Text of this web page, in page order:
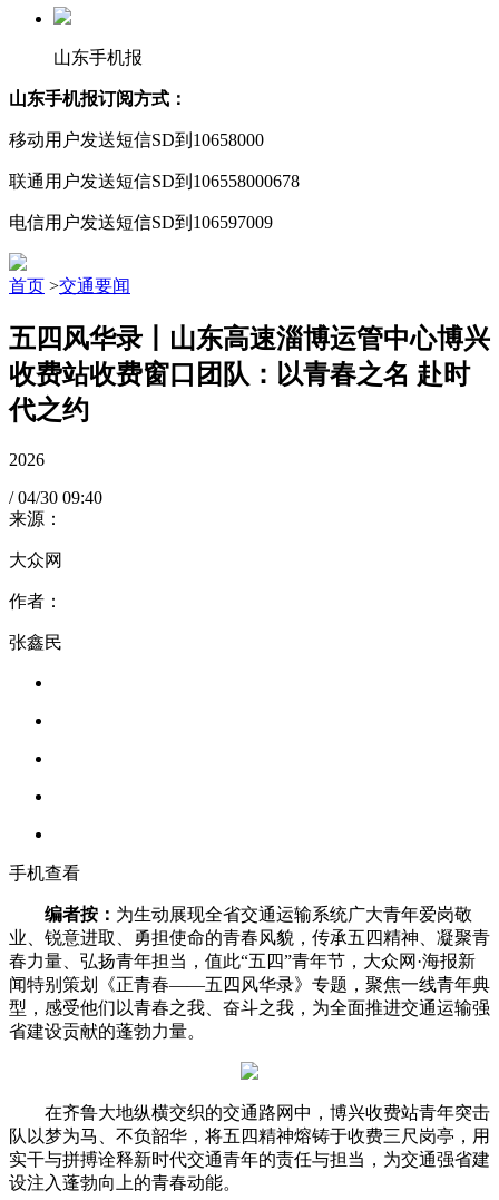
山东手机报
山东手机报订阅方式：
移动用户发送短信SD到10658000
联通用户发送短信SD到106558000678
电信用户发送短信SD到106597009
首页 >交通要闻
五四风华录丨山东高速淄博运管中心博兴
收费站收费窗口团队：以青春之名 赴时
代之约
2026
/ 04/30 09:40
来源：
大众网
作者：
张鑫民
手机查看
编者按： 为生动展现全省交通运输系统广大青年爱岗敬
业、锐意进取、勇担使命的青春风貌，传承五四精神、凝聚青
春力量、弘扬青年担当，值此“五四”青年节，大众网·海报新
闻特别策划《正青春——五四风华录》专题，聚焦一线青年典
型，感受他们以青春之我、奋斗之我，为全面推进交通运输强
省建设贡献的蓬勃力量。
在齐鲁大地纵横交织的交通路网中，博兴收费站青年突击
队以梦为马、不负韶华，将五四精神熔铸于收费三尺岗亭，用
实干与拼搏诠释新时代交通青年的责任与担当，为交通强省建
设注入蓬勃向上的青春动能。